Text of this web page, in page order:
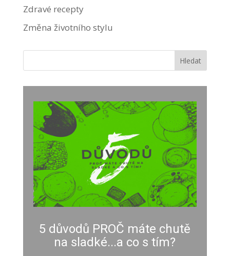
Zdravé recepty
Změna životního stylu
5 důvodů PROČ máte chutě
na sladké...a co s tím?